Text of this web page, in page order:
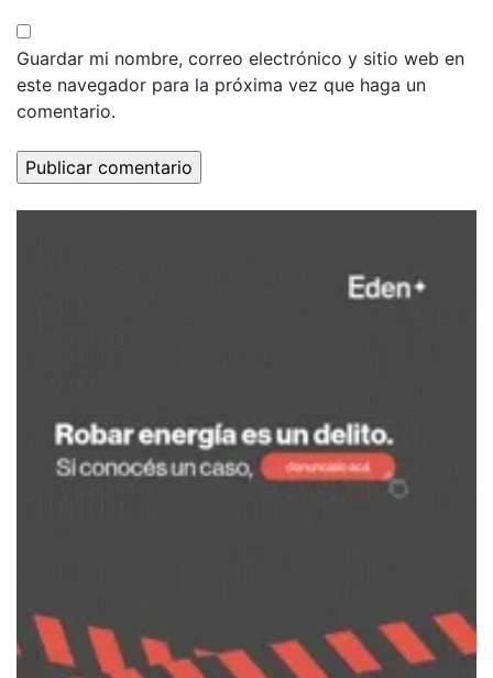
Guardar mi nombre, correo electrónico y sitio web en
este navegador para la próxima vez que haga un
comentario.